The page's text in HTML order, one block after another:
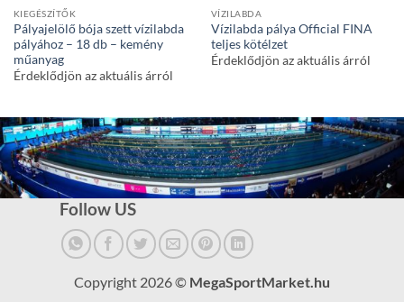
KIEGÉSZÍTŐK
Pályajelölő bója szett vízilabda
pályához – 18 db – kemény
műanyag
Érdeklődjön az aktuális árról
VÍZILABDA
Vízilabda pálya Official FINA
teljes kötélzet
Érdeklődjön az aktuális árról
Follow US
Copyright 2026 © MegaSportMarket.hu